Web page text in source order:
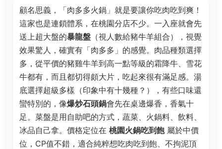
顧名思義，「肉多多火鍋」就是要讓你吃肉吃到爽！
這家也是連鎖體系，在桃園分店不少。一入座就會先
送上超大盤的暴龍盤 （視人數給豬牛羊組合），視覺
效果驚人，確實有「肉多多」的感覺。肉品種類選擇
多，從平價的豬雞牛羊到高一點等級的霜降牛、雪花
牛都有，而且都切得頗大片，吃起來很有滿足感。湯
底選擇超級多樣（印象中有十幾種？），有些口味還
蠻特別的，像爆炒石頭鍋會先在桌邊爆香，香氣十
足。菜盤是用自助吧的方式，蔬菜、火鍋料、飲料、
冰品自己拿。價格定位在 桃園火鍋吃到飽屬於中價
位，CP值不錯，適合純粹想吃肉吃到飽、不拘泥頂